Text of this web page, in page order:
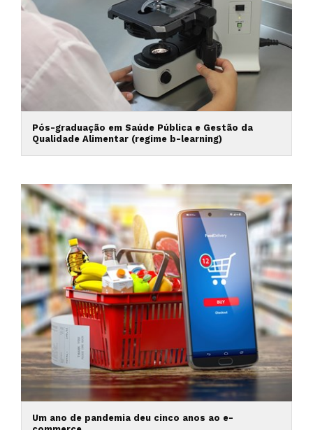
Pós-graduação em Saúde Pública e Gestão da
Qualidade Alimentar (regime b-learning)
Um ano de pandemia deu cinco anos ao e-